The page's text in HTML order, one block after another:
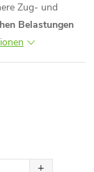
Zug- und
Belastungen